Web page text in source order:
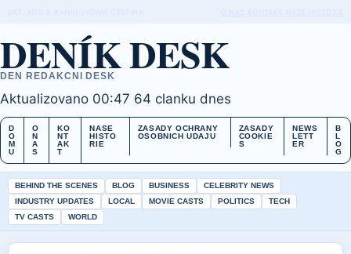
DENÍK DESK
DEN REDAKCNI DESK
Aktualizovano 00:47 64 clanku dnes
D
O
M
U
O
N
A
S
KO
NT
AK
T
NASE
HISTO
RIE
ZASADY OCHRANY
OSOBNICH UDAJU
ZASADY
COOKIE
S
NEWS
LETT
ER
B
L
O
G
BEHIND THE SCENES BLOG BUSINESS
CELEBRITY NEWS
INDUSTRY UPDATES
LOCAL MOVIE CASTS POLITICS
TECH
TV CASTS
WORLD